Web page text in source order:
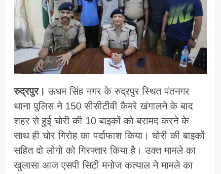
रुद्रपुर। ऊधम सिंह नगर के रुद्रपुर स्थित पंतनगर
थाना पुलिस ने 150 सीसीटीवी कैमरे खंगालने के बाद
शहर से हुई चोरी की 10 बाइकों को बरामद करने के
साथ ही चोर गिरोह का पर्दाफाश किया। चोरी की बाइकों
सहित दो लोगो को गिरफ्तार किया है। उक्त मामले का
खुलासा आज एसपी सिटी मनोज कत्याल ने मामले का